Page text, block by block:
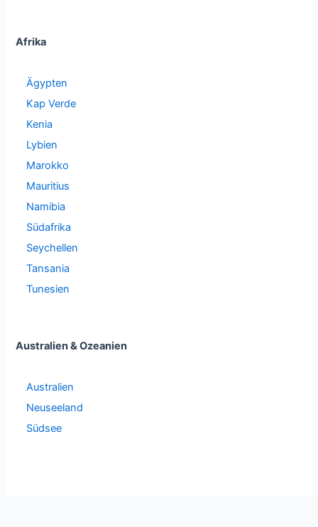
Afrika
Ägypten
Kap Verde
Kenia
Lybien
Marokko
Mauritius
Namibia
Südafrika
Seychellen
Tansania
Tunesien
Australien & Ozeanien
Australien
Neuseeland
Südsee